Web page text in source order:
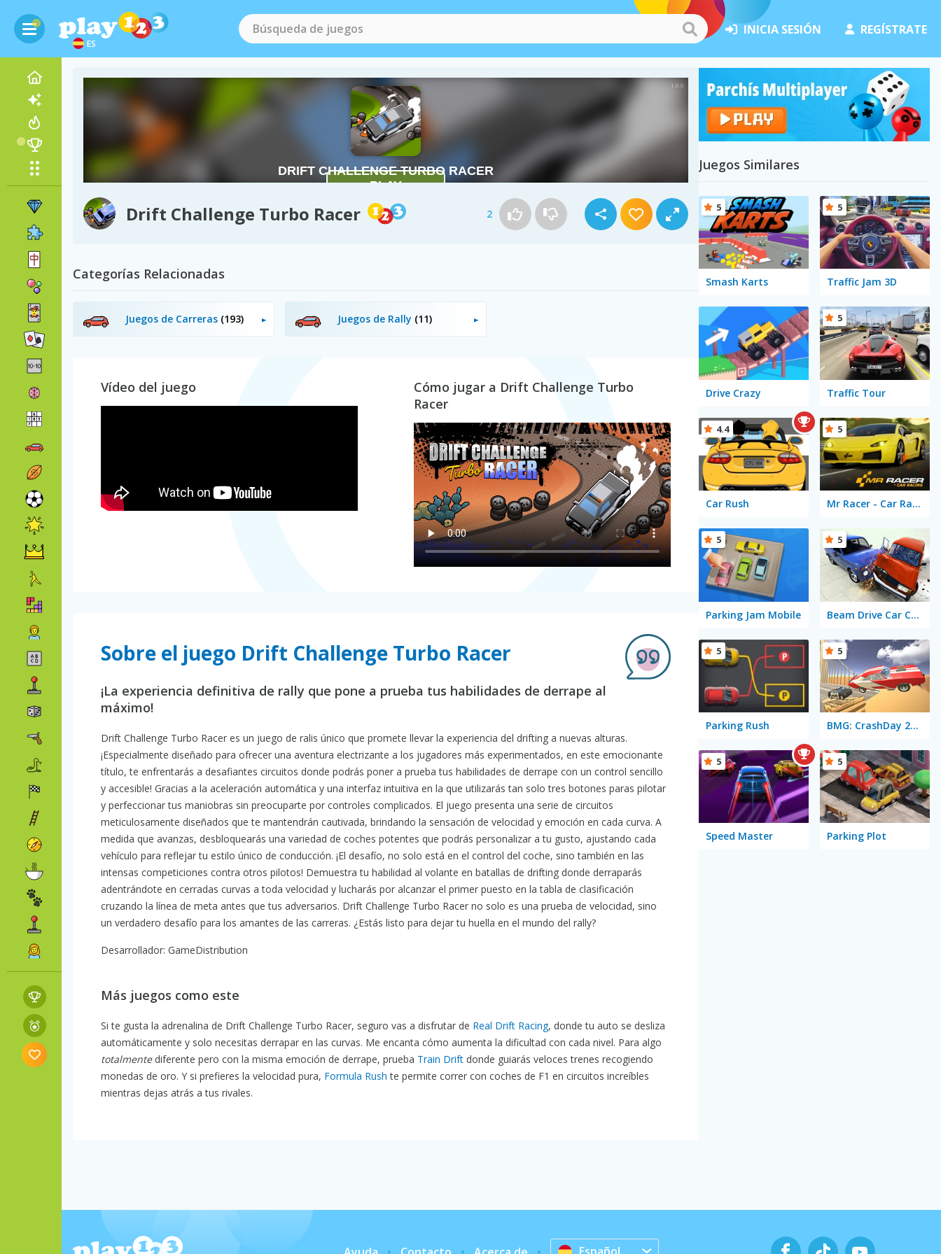
ES
INICIA SESIÓN REGÍSTRATE
Drift Challenge Turbo Racer 2
Categorías Relacionadas
Juegos de Carreras (193) Juegos de Rally (11)
Vídeo del juego
Cómo jugar a Drift Challenge Turbo
Racer
Sobre el juego Drift Challenge Turbo Racer
¡La experiencia definitiva de rally que pone a prueba tus habilidades de derrape al
máximo!
Drift Challenge Turbo Racer es un juego de ralis único que promete llevar la experiencia del drifting a nuevas alturas.
¡Especialmente diseñado para ofrecer una aventura electrizante a los jugadores más experimentados, en este emocionante
título, te enfrentarás a desafiantes circuitos donde podrás poner a prueba tus habilidades de derrape con un control sencillo
y accesible! Gracias a la aceleración automática y una interfaz intuitiva en la que utilizarás tan solo tres botones paras pilotar
y perfeccionar tus maniobras sin preocuparte por controles complicados. El juego presenta una serie de circuitos
meticulosamente diseñados que te mantendrán cautivada, brindando la sensación de velocidad y emoción en cada curva. A
medida que avanzas, desbloquearás una variedad de coches potentes que podrás personalizar a tu gusto, ajustando cada
vehículo para reflejar tu estilo único de conducción. ¡El desafío, no solo está en el control del coche, sino también en las
intensas competiciones contra otros pilotos! Demuestra tu habilidad al volante en batallas de drifting donde derraparás
adentrándote en cerradas curvas a toda velocidad y lucharás por alcanzar el primer puesto en la tabla de clasificación
cruzando la línea de meta antes que tus adversarios. Drift Challenge Turbo Racer no solo es una prueba de velocidad, sino
un verdadero desafío para los amantes de las carreras. ¿Estás listo para dejar tu huella en el mundo del rally?
Desarrollador: GameDistribution
Más juegos como este
Si te gusta la adrenalina de Drift Challenge Turbo Racer, seguro vas a disfrutar de Real Drift Racing, donde tu auto se desliza
automáticamente y solo necesitas derrapar en las curvas. Me encanta cómo aumenta la dificultad con cada nivel. Para algo
totalmentediferente pero con la misma emoción de derrape, prueba Train Drift donde guiarás veloces trenes recogiendo
monedas de oro. Y si prefieres la velocidad pura, Formula Rush te permite correr con coches de F1 en circuitos increíbles
mientras dejas atrás a tus rivales.
Juegos Similares
Smash Karts
5
Traffic Jam 3D
5
Drive Crazy Traffic Tour
5
Car Rush
4.4
Mr Racer - Car Racing
5
Parking Jam Mobile
5
Beam Drive Car Crash Test Simulator
5
Parking Rush
5
BMG: CrashDay 2025
5
Speed Master
5
Parking Plot
5